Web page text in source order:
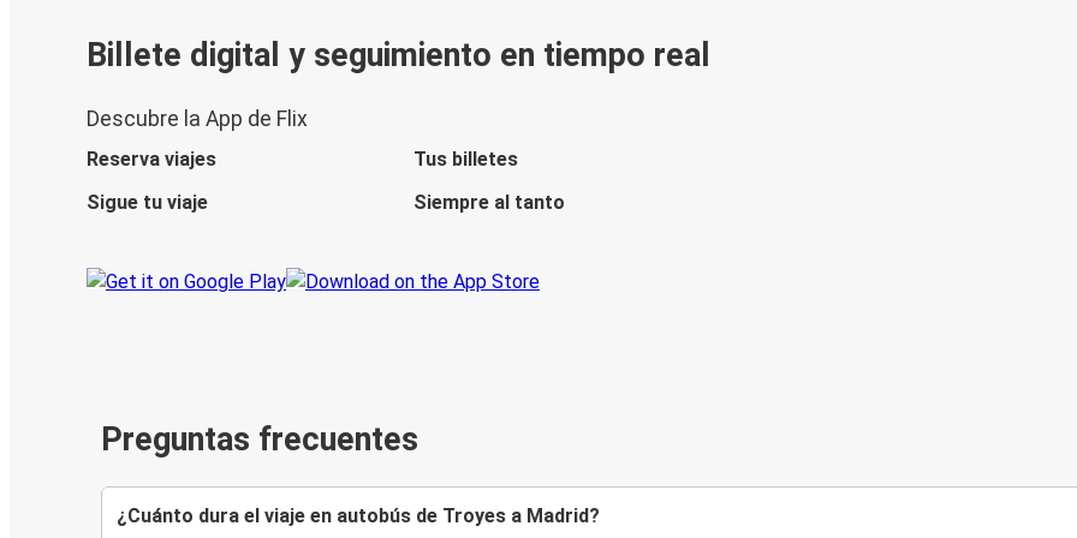
Billete digital y seguimiento en tiempo real
Descubre la App de Flix
Reserva viajes
Tus billetes
Sigue tu viaje
Siempre al tanto
Preguntas frecuentes
¿Cuánto dura el viaje en autobús de Troyes a Madrid?